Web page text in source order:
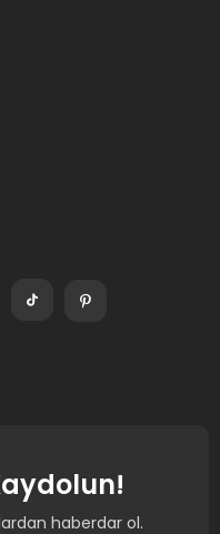
haberdar ol.